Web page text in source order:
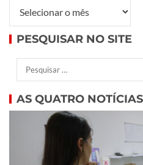
PESQUISAR NO SITE
AS QUATRO